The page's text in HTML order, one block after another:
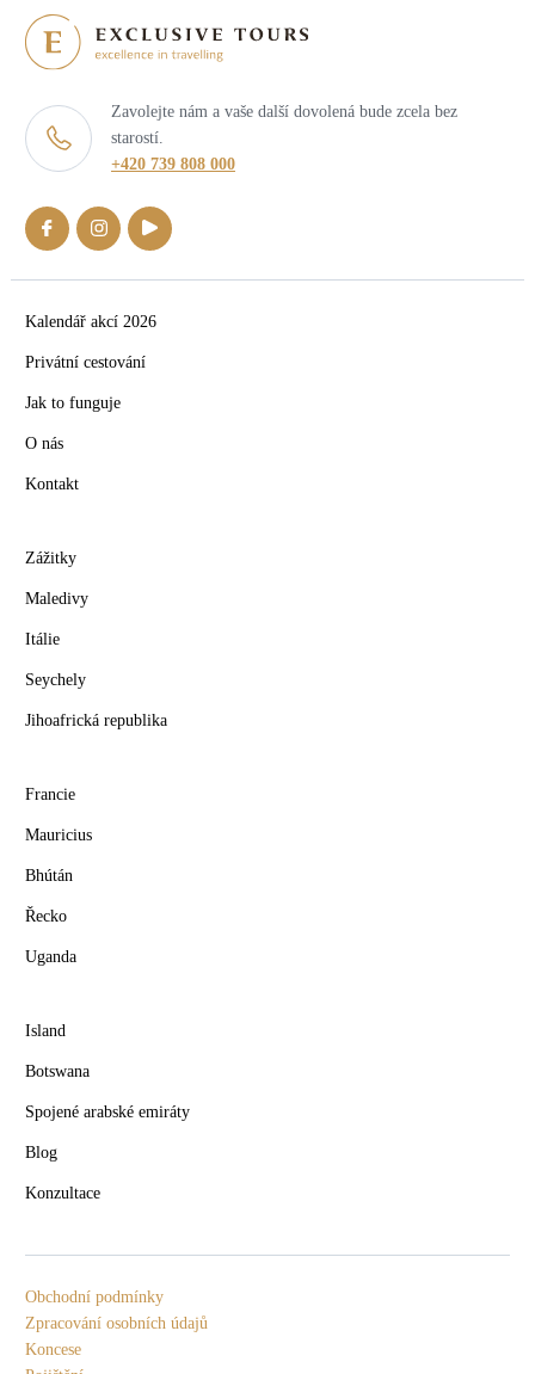
Zavolejte nám a vaše další dovolená bude zcela bez
starostí.
+420 739 808 000
Kalendář akcí 2026
Privátní cestování
Jak to funguje
O nás
Kontakt
Zážitky
Maledivy
Itálie
Seychely
Jihoafrická republika
Francie
Mauricius
Bhútán
Řecko
Uganda
Island
Botswana
Spojené arabské emiráty
Blog
Konzultace
Obchodní podmínky
Zpracování osobních údajů
Koncese